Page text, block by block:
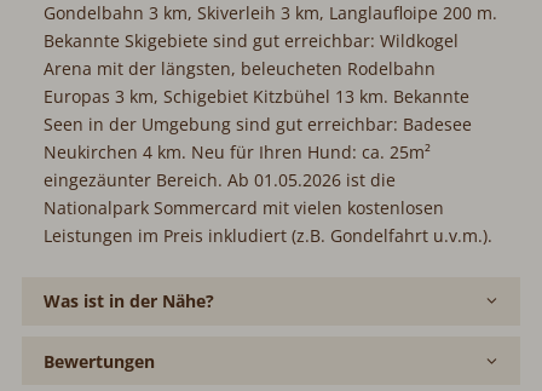
Gondelbahn 3 km, Skiverleih 3 km, Langlaufloipe 200 m.
Bekannte Skigebiete sind gut erreichbar: Wildkogel
Arena mit der längsten, beleucheten Rodelbahn
Europas 3 km, Schigebiet Kitzbühel 13 km. Bekannte
Seen in der Umgebung sind gut erreichbar: Badesee
Neukirchen 4 km. Neu für Ihren Hund: ca. 25m²
eingezäunter Bereich. Ab 01.05.2026 ist die
Nationalpark Sommercard mit vielen kostenlosen
Leistungen im Preis inkludiert (z.B. Gondelfahrt u.v.m.).
Was ist in der Nähe?
Bewertungen